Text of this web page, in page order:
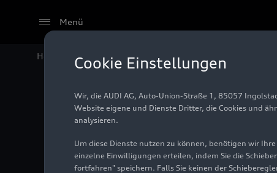
Menü
Home Audi Media Center Fotos
AudiRS
Foto 06.02.2024
Cookie Einstellungen
Wir, die AUDI AG, Auto-Union-Straße 1, 85057
Website eigene und Dienste Dritter, die Cookies und
analysieren.
Um diese Dienste nutzen zu können, benötigen wir
einzelne Einwilligungen erteilen, indem Sie die
fortfahren" speichern. Falls Sie keinen der